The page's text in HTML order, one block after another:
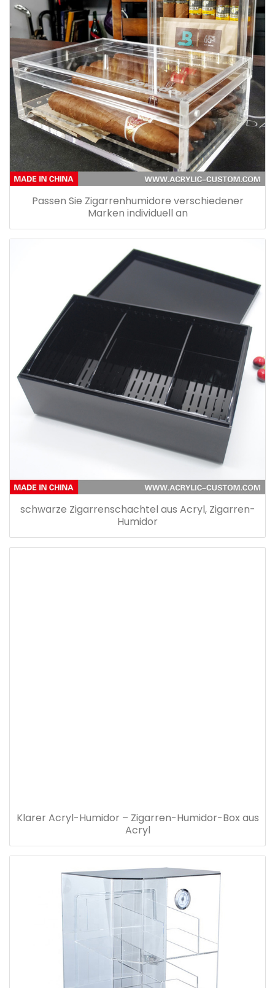
Passen Sie Zigarrenhumidore verschiedener
Marken individuell an
schwarze Zigarrenschachtel aus Acryl, Zigarren-
Humidor
Klarer Acryl-Humidor – Zigarren-Humidor-Box aus
Acryl